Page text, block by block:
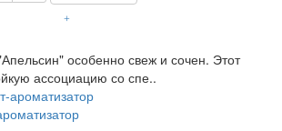
+
особенно свеж и сочен. Этот
ассоциацию со спе..